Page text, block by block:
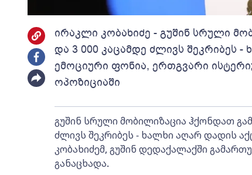
ირაკლი კობახიძე - გუშინ სრული
და 3 000 კაცამდე ძლივს შეკრიბეს -
ემოციური ფონია, ერთგვარი
ოპოზიციაში
გუშინ სრული მობილიზაცია ჰქონდათ
ძლივს შეკრიბეს - ხალხი აღარ დადის
კობახიძემ, გუშინ დედაქალაქში
განაცხადა.